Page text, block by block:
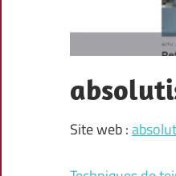
Site web :